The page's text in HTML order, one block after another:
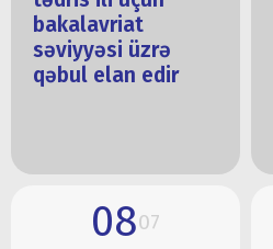
bakalavriat
səviyyəsi üzrə
qəbul elan edir
0807